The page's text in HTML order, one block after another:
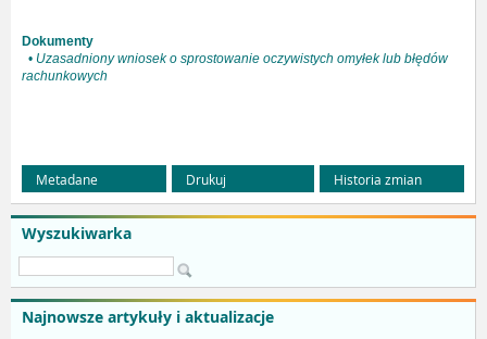
Wyszukiwarka
Najnowsze artykuły i aktualizacje
Dokumenty
• Uzasadniony wniosek o sprostowanie oczywistych omyłek lub błędów
rachunkowych
Metadane Drukuj Historia zmian